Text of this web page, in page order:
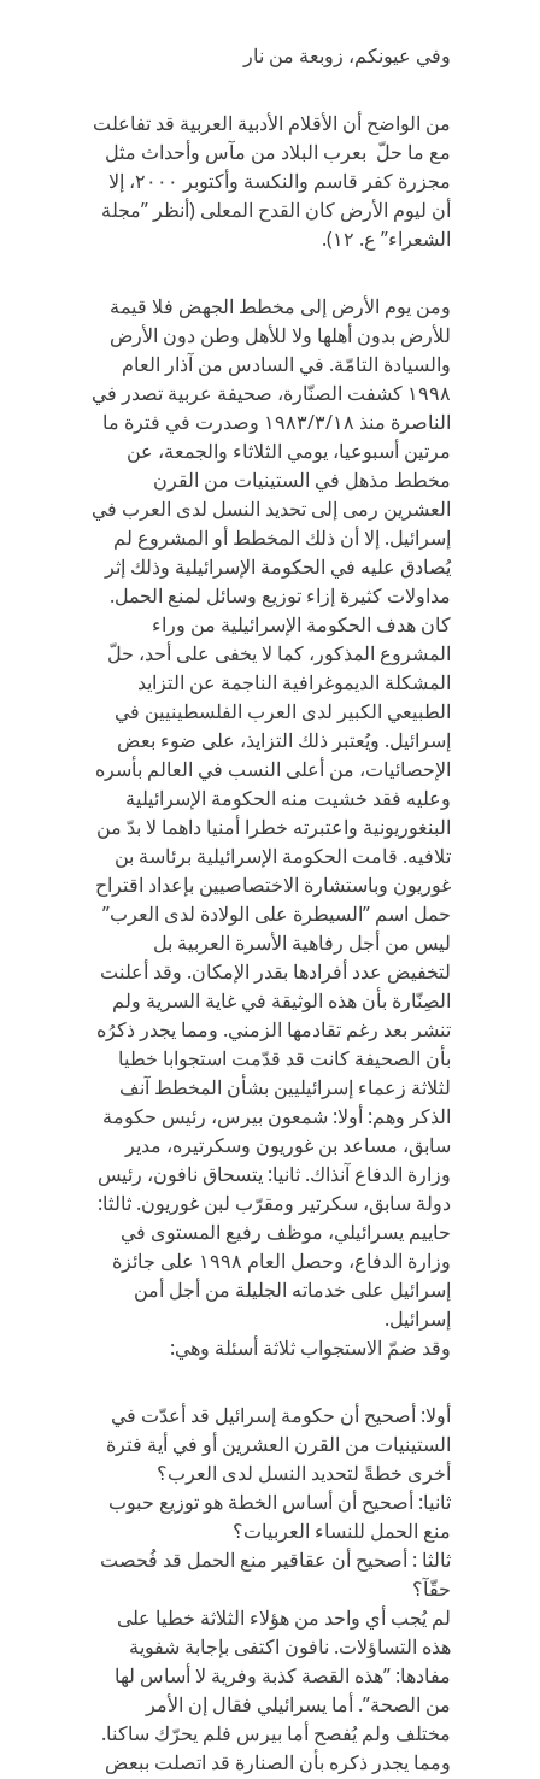
وفي عيونكم، زوبعة من نار
من الواضح أن الأقلام الأدبية العربية قد تفاعلت
مع ما حلّ بعرب البلاد من مآس وأحداث مثل
مجزرة كفر قاسم والنكسة وأكتوبر ٢٠٠٠، إلا
أن ليوم الأرض كان القدح المعلى (أنظر ”مجلة
الشعراء” ع. ١٢).
ومن يوم الأرض إلى مخطط الجهض فلا قيمة
للأرض بدون أهلها ولا للأهل وطن دون الأرض
والسيادة التامّة. في السادس من آذار العام
١٩٩٨ كشفت الصنّارة، صحيفة عربية تصدر في
الناصرة منذ ١٩٨٣/٣/١٨ وصدرت في فترة ما
مرتين أسبوعيا، يومي الثلاثاء والجمعة، عن
مخطط مذهل في الستينيات من القرن
العشرين رمى إلى تحديد النسل لدى العرب في
إسرائيل. إلا أن ذلك المخطط أو المشروع لم
يُصادق عليه في الحكومة الإسرائيلية وذلك إثر
مداولات كثيرة إزاء توزيع وسائل لمنع الحمل.
كان هدف الحكومة الإسرائيلية من وراء
المشروع المذكور، كما لا يخفى على أحد، حلّ
المشكلة الديموغرافية الناجمة عن التزايد
الطبيعي الكبير لدى العرب الفلسطينيين في
إسرائيل. ويُعتبر ذلك التزايذ، على ضوء بعض
الإحصائيات، من أعلى النسب في العالم بأسره
وعليه فقد خشيت منه الحكومة الإسرائيلية
البنغوريونية واعتبرته خطرا أمنيا داهما لا بدّ من
تلافيه. قامت الحكومة الإسرائيلية برئاسة بن
غوريون وباستشارة الاختصاصيين بإعداد اقتراح
حمل اسم ”السيطرة على الولادة لدى العرب”
ليس من أجل رفاهية الأسرة العربية بل
لتخفيض عدد أفرادها بقدر الإمكان. وقد أعلنت
الصِنّارة بأن هذه الوثيقة في غاية السرية ولم
تنشر بعد رغم تقادمها الزمني. ومما يجدر ذكرُه
بأن الصحيفة كانت قد قدّمت استجوابا خطيا
لثلاثة زعماء إسرائيليين بشأن المخطط آنف
الذكر وهم: أولا: شمعون بيرس، رئيس حكومة
سابق، مساعد بن غوريون وسكرتيره، مدير
وزارة الدفاع آنذاك. ثانيا: يتسحاق نافون، رئيس
دولة سابق، سكرتير ومقرّب لبن غوريون. ثالثا:
حاييم يسرائيلي، موظف رفيع المستوى في
وزارة الدفاع، وحصل العام ١٩٩٨ على جائزة
إسرائيل على خدماته الجليلة من أجل أمن
إسرائيل.
وقد ضمّ الاستجواب ثلاثة أسئلة وهي:
أولا: أصحيح أن حكومة إسرائيل قد أعدّت في
الستينيات من القرن العشرين أو في أية فترة
أخرى خطةً لتحديد النسل لدى العرب؟
ثانيا: أصحيح أن أساس الخطة هو توزيع حبوب
منع الحمل للنساء العربيات؟
ثالثا : أصحيح أن عقاقير منع الحمل قد فُحصت
حقّآ؟
لم يُجب أي واحد من هؤلاء الثلاثة خطيا على
هذه التساؤلات. نافون اكتفى بإجابة شفوية
مفادها: ”هذه القصة كذبة وفرية لا أساس لها
من الصحة”. أما يسرائيلي فقال إن الأمر
مختلف ولم يُفصح أما بيرس فلم يحرّك ساكنا.
ومما يجدر ذكره بأن الصنارة قد اتصلت ببعض